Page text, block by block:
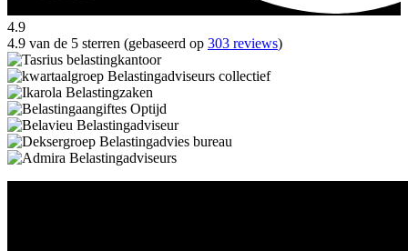
4.9
4.9 van de 5 sterren (gebaseerd op 303 reviews)